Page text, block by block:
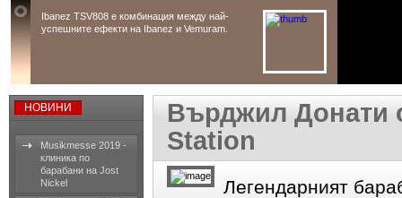
Ibanez TSV808 е комбинация между най-
успешните ефекти на Ibanez и Vemuram.
НОВИНИ
Musikmesse 2019 -
клиника по
барабани на Jost
Nickel
Върджил Донати
Station
Легендарният